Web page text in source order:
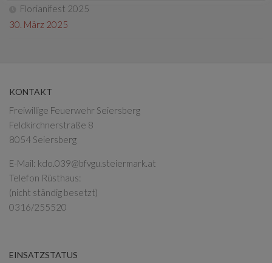
Florianifest 2025
30. März 2025
KONTAKT
Freiwillige Feuerwehr Seiersberg
Feldkirchnerstraße 8
8054 Seiersberg
E-Mail: kdo.039@bfvgu.steiermark.at
Telefon Rüsthaus:
(nicht ständig besetzt)
0316/255520
EINSATZSTATUS